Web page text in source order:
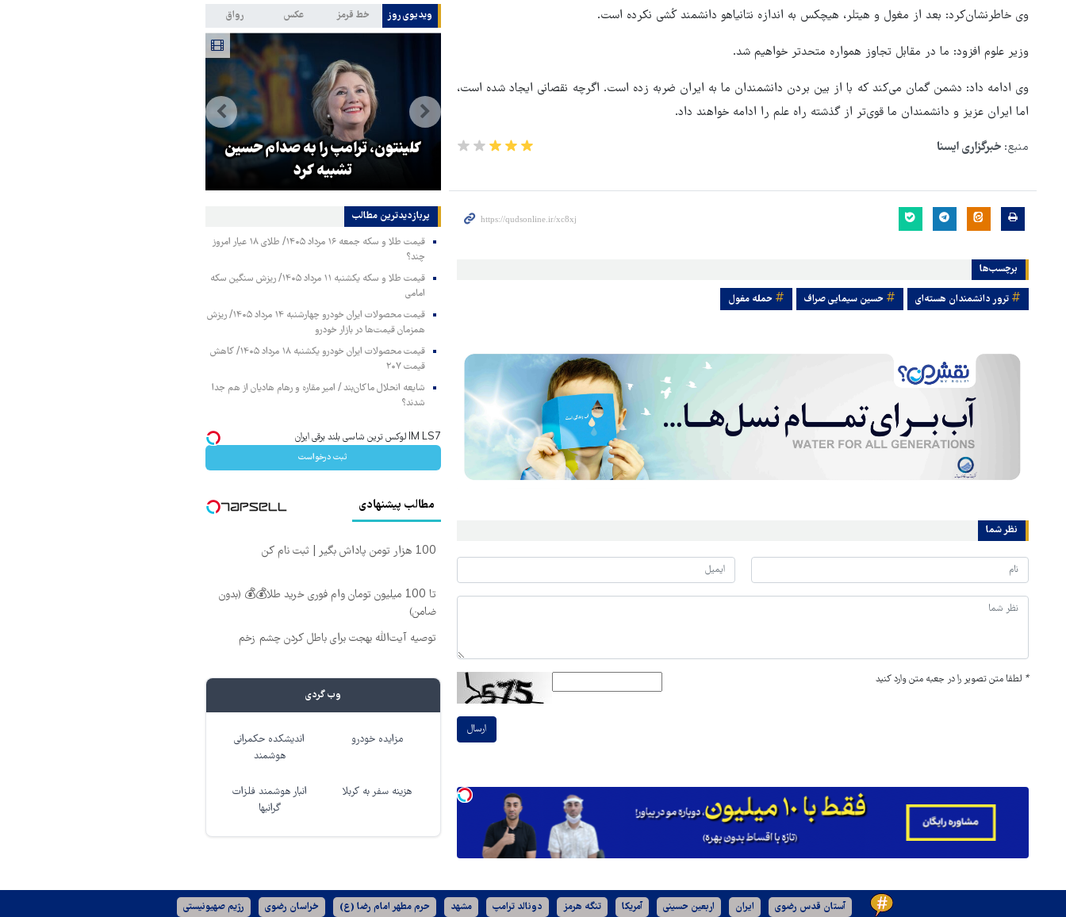
وی خاطرنشان‌کرد: بعد از مغول و هیتلر، هیچکس به اندازه نتانیاهو دانشمند کُشی نکرده است.
وزیر علوم افزود: ما در مقابل تجاوز همواره متحدتر خواهیم شد.
وی ادامه داد: دشمن گمان می‌کند که با از بین بردن دانشمندان ما به ایران ضربه زده است. اگرچه نقصانی ایجاد شده است،
اما ایران عزیز و دانشمندان ما قوی‌تر از گذشته راه علم را ادامه خواهند داد.
منبع: خبرگزاری ایسنا
برچسب‌ها
ترور دانشمندان هسته‌ای حسین سیمایی صراف حمله مغول
نظر شما
* لطفا متن تصویر را در جعبه متن وارد کنید
ارسال
ویدیوی روز خط قرمز عکس رواق
تنگه هرمز تا زمان پذیرش شروط در
کلینتون، ترامپ را به صدام حسین
تشبیه کرد
پربازدیدترین‌ مطالب
قیمت طلا و سکه جمعه ۱۶ مرداد ۱۴۰۵/ طلای ۱۸ عیار امروز
چند؟
قیمت طلا و سکه یکشنبه ۱۱ مرداد ۱۴۰۵/ ریزش سنگین سکه
امامی
قیمت محصولات ایران خودرو چهارشنبه ۱۴ مرداد ۱۴۰۵/ ریزش
همزمان قیمت‌ها در بازار خودرو
قیمت محصولات ایران خودرو یکشنبه ۱۸ مرداد ۱۴۰۵/ کاهش
قیمت ۲۰۷
شایعه انحلال ماکان‌بند / امیر مقاره و رهام هادیان از هم جدا
شدند؟
IM LS7 لوکس ترین شاسی بلند برقی ایران
ثبت درخواست
مطالب پیشنهادی
100 هزار تومن پاداش بگیر | ثبت نام کن
تا 100 میلیون تومان وام فوری خرید طلا💰💰 (بدون
ضامن)
توصیه آیت‌الله بهجت برای باطل کردن چشم زخم
وب گردی
مزایده خودرو
اندیشکده حکمرانی
هوشمند
هزینه سفر به کربلا
انبار هوشمند فلزات
گرانبها
آستان قدس رضوی ایران اربعین حسینی آمریکا تنگه هرمز دونالد ترامپ مشهد حرم مطهر امام رضا (ع) خراسان رضوی رژیم صهیونیستی